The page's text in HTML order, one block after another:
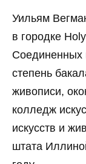
Уильям
в городке
Соединенных
степень
живописи,
колледж
искусств и
штата